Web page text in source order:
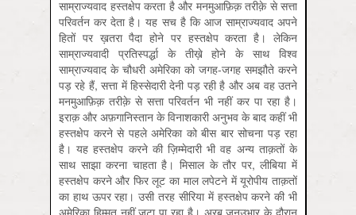
साम्राज्यवाद हस्तक्षेप करता है और मनमुआफ़िक़ तरीक़े से सत्ता
परिवर्तन कर देता है। यह सच है कि आज साम्राज्यवाद अपने
हितों पर ख़तरा पैदा होने पर हस्तक्षेप करता है। लेकिन
साम्राज्यवादी प्रतिस्पर्द्धा के तीख़े होने के साथ विश्व
साम्राज्यवाद के चौधरी अमेरिका को जगह-जगह समझौते करने
पड़ रहे हैं, सत्ता में हिस्सेदारी देनी पड़ रही है और अब वह उतने
मनमुआफ़िक़ तरीक़े से सत्ता परिवर्तन भी नहीं कर पा रहा है।
इराक़ और अफ़गानिस्तान के विनाशकारी अनुभव के बाद कहीं भी
हस्तक्षेप करने से पहले अमेरिका को बीस बार सोचना पड़ रहा
है। यह हस्तक्षेप करने की ज़िम्मेदारी भी वह अन्य ताक़तों के
साथ साझा करना चाहता है। मिसाल के तौर पर, लीबिया में
हस्तक्षेप करने और फिर लूट का माल लपेटने में यूरोपीय ताक़तों
का हाथ ऊपर रहा। उसी तरह सीरिया में हस्तक्षेप करने की भी
अमेरिका हिम्मत नहीं जुटा पा रहा है। अरब जनउभार के दौरान